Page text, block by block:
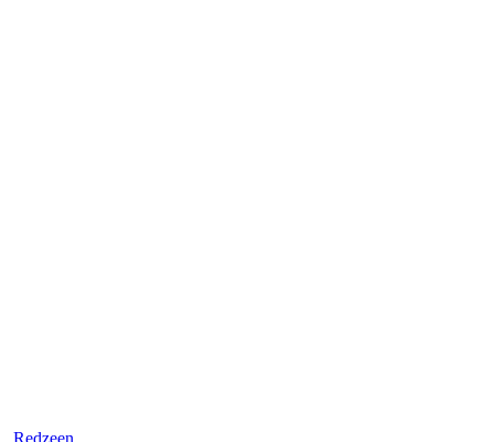
Redzeen